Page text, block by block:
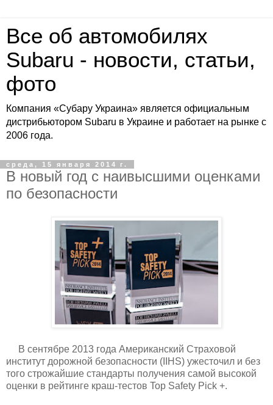
Все об автомобилях
Subaru - новости, статьи,
фото
Компания «Субару Украина» является официальным
дистрибьютором Subaru в Украине и работает на рынке с
2006 года.
среда, 15 января 2014 г.
В новый год с наивысшими оценками
по безопасности
В сентябре 2013 года Американский Страховой
институт дорожной безопасности (IIHS) ужесточил и без
того строжайшие стандарты получения самой высокой
оценки в рейтинге краш-тестов Top Safety Pick +.